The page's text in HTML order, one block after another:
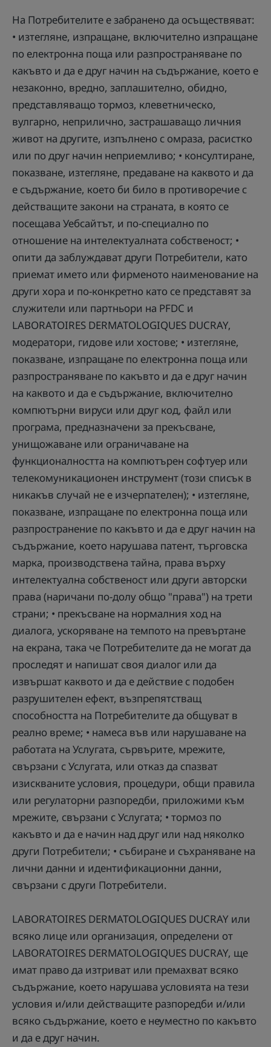
На Потребителите е забранено да осъществяват:
• изтегляне, изпращане, включително изпращане
по електронна поща или разпространяване по
какъвто и да е друг начин на съдържание, което е
незаконно, вредно, заплашително, обидно,
представляващо тормоз, клеветническо,
вулгарно, неприлично, застрашаващо личния
живот на другите, изпълнено с омраза, расистко
или по друг начин неприемливо; • консултиране,
показване, изтегляне, предаване на каквото и да
е съдържание, което би било в противоречие с
действащите закони на страната, в която се
посещава Уебсайтът, и по-специално по
отношение на интелектуалната собственост; •
опити да заблуждават други Потребители, като
приемат името или фирменото наименование на
други хора и по-конкретно като се представят за
служители или партньори на PFDC и
LABORATOIRES DERMATOLOGIQUES DUCRAY,
модератори, гидове или хостове; • изтегляне,
показване, изпращане по електронна поща или
разпространяване по какъвто и да е друг начин
на каквото и да е съдържание, включително
компютърни вируси или друг код, файл или
програма, предназначени за прекъсване,
унищожаване или ограничаване на
функционалността на компютърен софтуер или
телекомуникационен инструмент (този списък в
никакъв случай не е изчерпателен); • изтегляне,
показване, изпращане по електронна поща или
разпространение по какъвто и да е друг начин на
съдържание, което нарушава патент, търговска
марка, производствена тайна, права върху
интелектуална собственост или други авторски
права (наричани по-долу общо "права") на трети
страни; • прекъсване на нормалния ход на
диалога, ускоряване на темпото на превъртане
на екрана, така че Потребителите да не могат да
проследят и напишат своя диалог или да
извършат каквото и да е действие с подобен
разрушителен ефект, възпрепятстващ
способността на Потребителите да общуват в
реално време; • намеса във или нарушаване на
работата на Услугата, сървърите, мрежите,
свързани с Услугата, или отказ да спазват
изискваните условия, процедури, общи правила
или регулаторни разпоредби, приложими към
мрежите, свързани с Услугата; • тормоз по
какъвто и да е начин над друг или над няколко
други Потребители; • събиране и съхраняване на
лични данни и идентификационни данни,
свързани с други Потребители.
LABORATOIRES DERMATOLOGIQUES DUCRAY или
всяко лице или организация, определени от
LABORATOIRES DERMATOLOGIQUES DUCRAY, ще
имат право да изтриват или премахват всяко
съдържание, което нарушава условията на тези
условия и/или действащите разпоредби и/или
всяко съдържание, което е неуместно по какъвто
и да е друг начин.